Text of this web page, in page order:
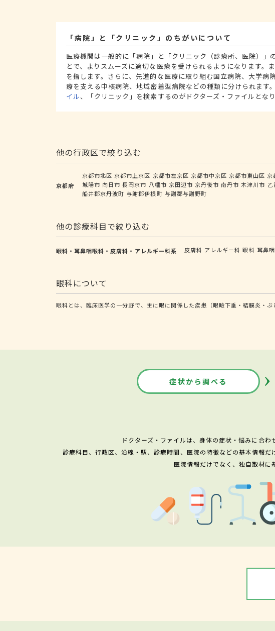
「病院」と「クリニック」のちがいについて
医療機関は一般的に「病院」と「クリニック（診療所、医院）」
とで、よりスムーズに適切な医療を受けられるようになります。
を指します。さらに、先進的な医療に取り組む国立病院、大学病
療を支える中核病院、地域密着型病院などの種類に分けられます。
イル、「クリニック」を検索するのがドクターズ・ファイルとなり
他の行政区で絞り込む
京都府
京都市北区 京都市上京区 京都市左京区 京都市中京区 京都市東山区 京
城陽市 向日市 長岡京市 八幡市 京田辺市 京丹後市 南丹市 木津川市
船井郡京丹波町 与謝郡伊根町 与謝郡与謝野町
他の診療科目で絞り込む
眼科・耳鼻咽喉科・皮膚科・アレルギー科系 皮膚科 アレルギー科 眼科 耳鼻
眼科について
眼科とは、臨床医学の一分野で、主に眼に関係した疾患（眼瞼下垂・結膜炎・
症状から調べる
ドクターズ・ファイルは、身体の症状・悩みに合
診療科目、行政区、沿線・駅、診療時間、医院の特徴などの基本情報
医院情報だけでなく、独自取材に